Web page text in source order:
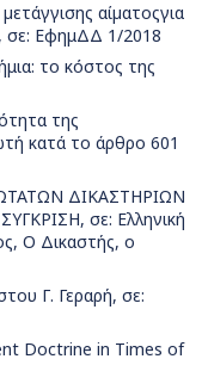
αίµατοςγια
σε: ΕφημΔΔ 1/2018
το κόστος της
της
κατά το άρθρο 601
ΔΙΚΑΣΤΗΡΙΩΝ
σε: Ελληνική
Ο Δικαστής, ο
Γ. Γεραρή, σε:
Doctrine in Times of